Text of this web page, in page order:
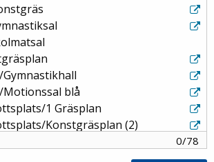
Motionssal blå
1 Gräsplan
Konstgräsplan (2)
0/78